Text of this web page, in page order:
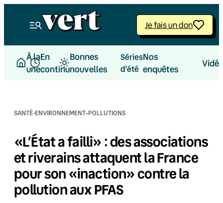
Je fais un don
À la
une
En
continu
Bonnes
nouvelles
Séries
d’été
Nos
enquêtes
SANTÉ-ENVIRONNEMENT·POLLUTIONS
«L’État a failli» : des associations
et riverains attaquent la France
pour son «inaction» contre la
pollution aux PFAS